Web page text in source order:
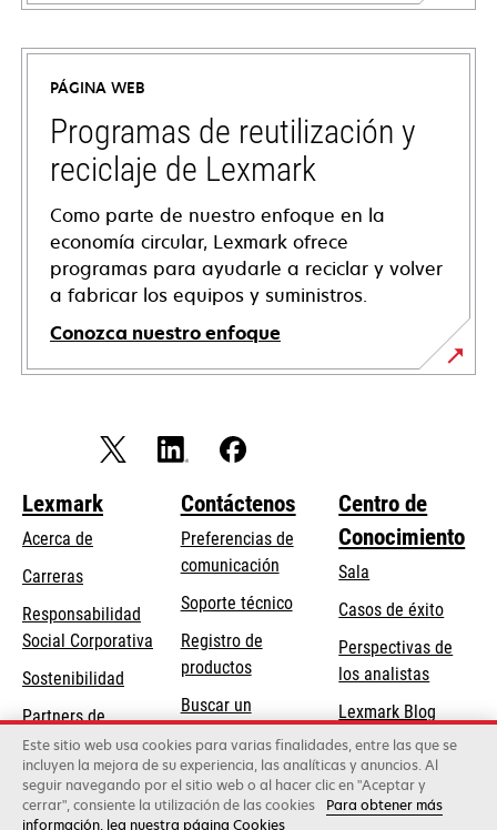
se
abre
una
pestaña
nueva
PÁGINA WEB
Programas de reutilización y
reciclaje de Lexmark
Como parte de nuestro enfoque en la
economía circular, Lexmark ofrece
programas para ayudarle a reciclar y volver
a fabricar los equipos y suministros.
Conozca nuestro enfoque
Lexmark
Acerca de
Carreras
Responsabilidad
Social Corporativa
abre
una
pestaña
nueva
Sostenibilidad
Partners de
Lexmark
Contáctenos
Preferencias de
comunicación
Soporte técnicose
pestaña
nueva
Registro de
productos
Buscar un
concesionario
Centro de
Conocimiento
Sala
Casos de éxito
Perspectivas de
los analistas
Lexmark Blog
Lexmark International, Inc., una empresa de Xerox
Este sitio web usa cookies para varias finalidades, entre las que se
incluyen la mejora de su experiencia, las analíticas y anuncios. Al
seguir navegando por el sitio web o al hacer clic en "Aceptar y
cerrar", consiente la utilización de las cookies
Para obtener más
información, lea nuestra página Cookies